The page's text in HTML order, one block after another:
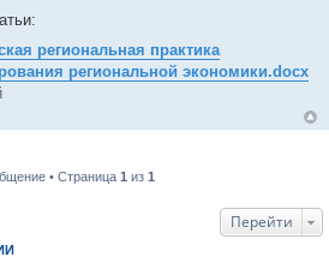
региональная практика
региональной экономики.docx
• Страница 1 из 1
Перейти